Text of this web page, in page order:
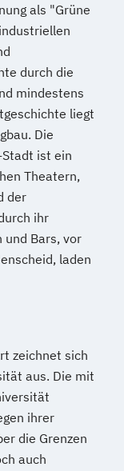
als "Grüne
durch die
mindestens
liegt
Die
ist ein
Theatern,
der
ihr
und Bars, vor
laden
zeichnet sich
aus. Die mit
ihrer
die Grenzen
auch